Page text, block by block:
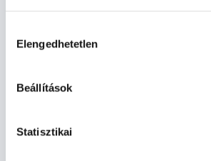
szabályzat:https://foglaljorvost.hu/
kiválasztása
Elengedhetetlen
Beállítások
Statisztikai
Bőrgyógyászat TERÜLETHEZ
Budapesti és vidéki bőrgyógyász